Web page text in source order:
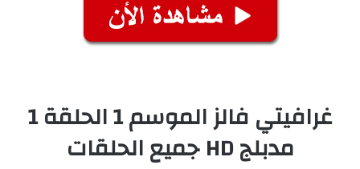
غرافيتي فالز الموسم 1 الحلقة 1
مدبلج HD جميع الحلقات